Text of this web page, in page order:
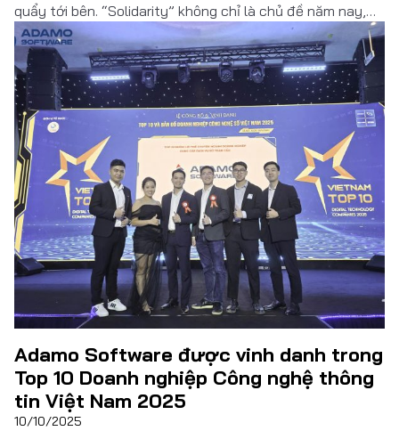
quẩy tới bên. “Solidarity” không chỉ là chủ đề năm nay,
mà còn là cách chúng mình cùng nhau kết nối, gắn kết
những khoảnh […]
Đọc thêm
Adamo Software được vinh danh trong
Top 10 Doanh nghiệp Công nghệ thông
tin Việt Nam 2025
10/10/2025